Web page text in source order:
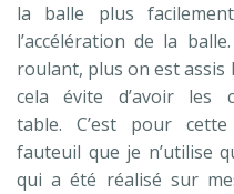
la balle plus
l’accélération de la
roulant, plus on est assis
cela évite d’avoir les
table. C’est pour
fauteuil que je n’utilise
qui a été réalisé sur